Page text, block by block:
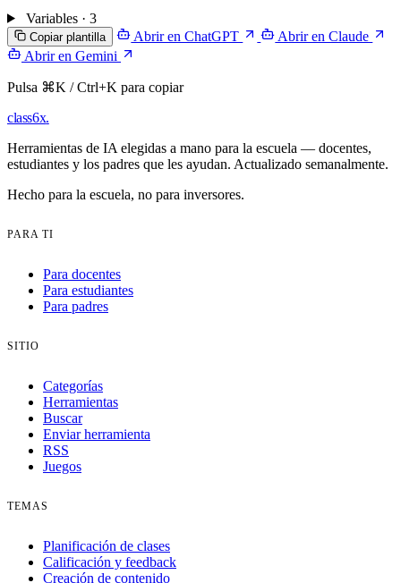
Variables · 3
Copiar plantilla Abrir en ChatGPT
Abrir en Claude
Abrir en Gemini
Pulsa ⌘K / Ctrl+K para copiar
class6x.
Herramientas de IA elegidas a mano para la escuela — docentes,
estudiantes y los padres que les ayudan. Actualizado semanalmente.
Hecho para la escuela, no para inversores.
PARA TI
Para docentes
Para estudiantes
Para padres
SITIO
Categorías
Herramientas
Buscar
Enviar herramienta
RSS
Juegos
TEMAS
Planificación de clases
Calificación y feedback
Creación de contenido